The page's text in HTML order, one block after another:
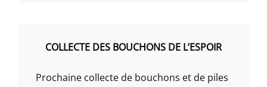
COLLECTE DES BOUCHONS DE L’ESPOIR
Prochaine collecte de bouchons et de piles